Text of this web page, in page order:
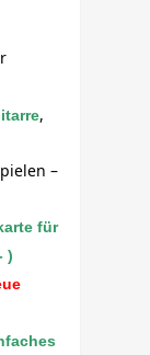
,
–
für
)